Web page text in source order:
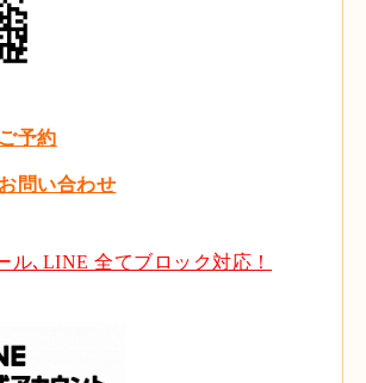
ご予約
お問い合わせ
ル､LINE全てブロック対応！